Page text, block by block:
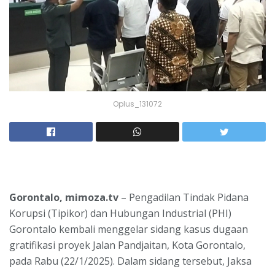
Oplus_131072
Gorontalo, mimoza.tv – Pengadilan Tindak Pidana
Korupsi (Tipikor) dan Hubungan Industrial (PHI)
Gorontalo kembali menggelar sidang kasus dugaan
gratifikasi proyek Jalan Pandjaitan, Kota Gorontalo,
pada Rabu (22/1/2025). Dalam sidang tersebut, Jaksa